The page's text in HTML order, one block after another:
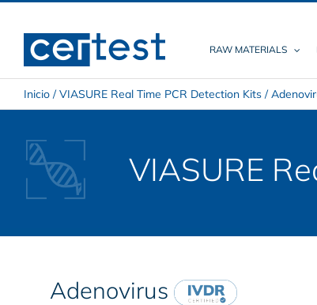
content
RAW MATERIALS
Inicio/VIASURE Real Time PCR Detection Kits/
VIASURE
Adenovirus